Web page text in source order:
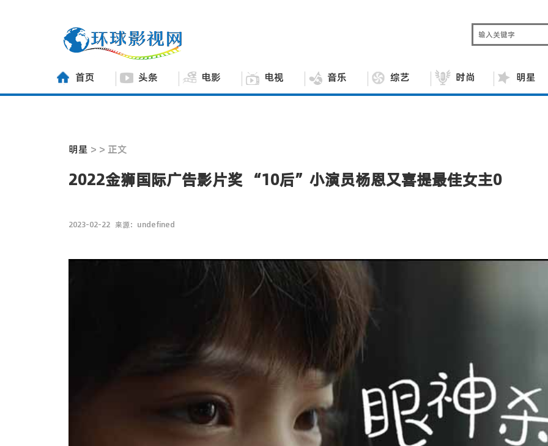
首页 头条 电影 电视 音乐 综艺 时尚 明星
明星 > > 正文
2022金狮国际广告影片奖 “10后”小演员杨恩又喜提最佳女主0
2023-02-22 来源：undefined